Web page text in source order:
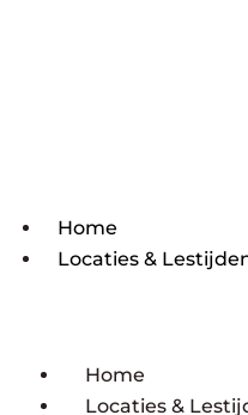
Home
Locaties &
Home
Locaties &